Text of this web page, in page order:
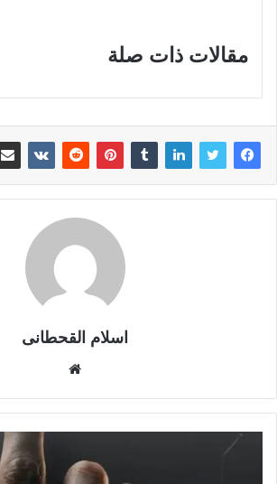
مقالات ذات صلة
اسلام القحطانى
ق
ع
ل